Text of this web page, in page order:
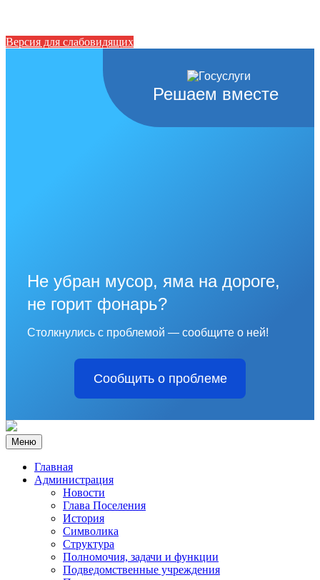
Версия для слабовидящих
Решаем вместе
Не убран мусор, яма на дороге,
не горит фонарь?
Столкнулись с проблемой — сообщите о ней!
Сообщить о проблеме
Меню
Главная
Администрация
Новости
Глава Поселения
История
Символика
Структура
Полномочия, задачи и функции
Подведомственные учреждения